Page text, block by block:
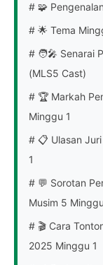
# 🧩
# 🌟 Tema
# 🧑‍🎤 Senarai
(MLS5 Cast)
# 🏆 Markah
Minggu 1
# 📋 Ulasan
1
# 💬 Sorotan
Musim 5
# 🎬 Cara
2025 Minggu 1